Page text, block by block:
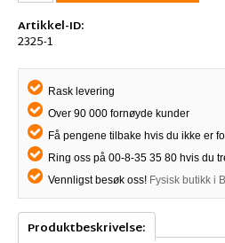
Artikkel-ID:
2325-1
Rask levering
Over 90 000 fornøyde kunder
Få pengene tilbake hvis du ikke er
Ring oss på 00-8-35 35 80 hvis du
Vennligst besøk oss! Fysisk butikk i
Produktbeskrivelse: